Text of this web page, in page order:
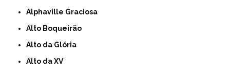
Alphaville Graciosa
Alto Boqueirão
Alto da Glória
Alto da XV